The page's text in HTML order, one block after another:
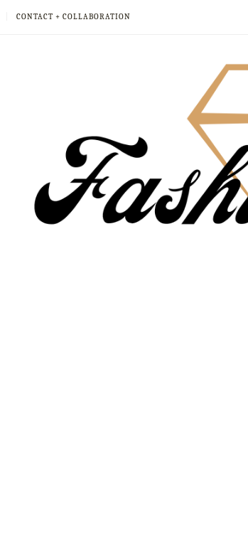
CONTACT + COLLABORATION